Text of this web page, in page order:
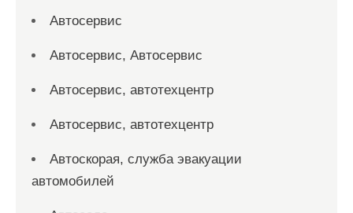
Автосервис
Автосервис, Автосервис
Автосервис, автотехцентр
Автосервис, автотехцентр
Автоскорая, служба эвакуации
автомобилей